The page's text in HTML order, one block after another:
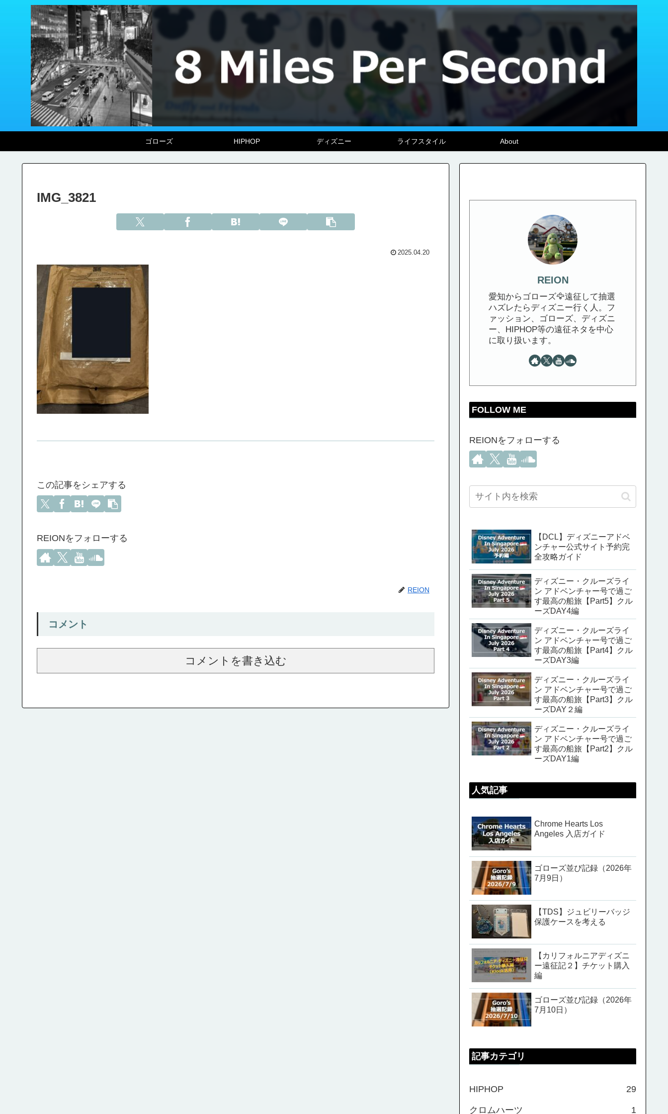
ゴローズ HIPHOP ディズニー ライフスタイル About
IMG_3821
2025.04.20
この記事をシェアする
REIONをフォローする
REION
コメント
コメントを書き込む
REION
愛知からゴローズ🦅遠征して抽選
ハズレたらディズニー行く人。フ
ァッション、ゴローズ、ディズニ
ー、HIPHOP等の遠征ネタを中心
に取り扱います。
FOLLOW ME
REIONをフォローする
【DCL】ディズニーアドベ
ンチャー公式サイト予約完
全攻略ガイド
ディズニー・クルーズライ
ン アドベンチャー号で過ご
す最高の船旅【Part5】クル
ーズDAY4編
ディズニー・クルーズライ
ン アドベンチャー号で過ご
す最高の船旅【Part4】クル
ーズDAY3編
ディズニー・クルーズライ
ン アドベンチャー号で過ご
す最高の船旅【Part3】クル
ーズDAY２編
ディズニー・クルーズライ
ン アドベンチャー号で過ご
す最高の船旅【Part2】クル
ーズDAY1編
人気記事
Chrome Hearts Los
Angeles 入店ガイド
ゴローズ並び記録（2026年
7月9日）
【TDS】ジュビリーバッジ
保護ケースを考える
【カリフォルニアディズニ
ー遠征記２】チケット購入
編
ゴローズ並び記録（2026年
7月10日）
記事カテゴリ
HIPHOP 29
クロムハーツ 1